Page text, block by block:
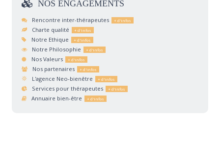
NOS ENGAGEMENTS
Rencontre inter-thérapeutes
Charte qualité
Notre Ethique
Notre Philosophie
Nos Valeurs
Nos partenaires
L'agence Neo-bienêtre
Services pour thérapeutes
Annuaire bien-être